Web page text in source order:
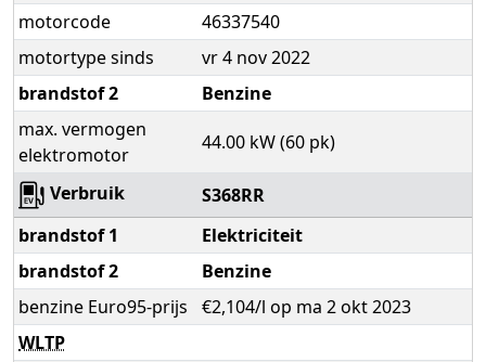
motorcode
46337540
motortype sinds
vr 4 nov 2022
brandstof 2
Benzine
max. vermogen
elektromotor
44.00 kW (60 pk)
Verbruik
S368RR
brandstof 1
Elektriciteit
brandstof 2
Benzine
benzine Euro95-prijs
€2,104/l op ma 2 okt 2023
WLTP